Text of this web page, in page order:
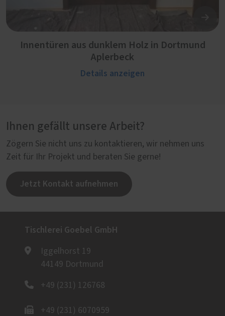
Innentüren aus dunklem Holz in Dortmund
Aplerbeck
Details anzeigen
Ihnen gefällt unsere Arbeit?
Zögern Sie nicht uns zu kontaktieren, wir nehmen uns
Zeit für Ihr Projekt und beraten Sie gerne!
Jetzt Kontakt aufnehmen
Tischlerei Goebel GmbH
Iggelhorst 19
44149 Dortmund
+49 (231) 126768
+49 (231) 6070959